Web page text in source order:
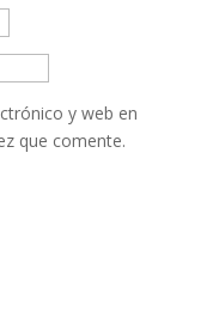
y web en
que comente.